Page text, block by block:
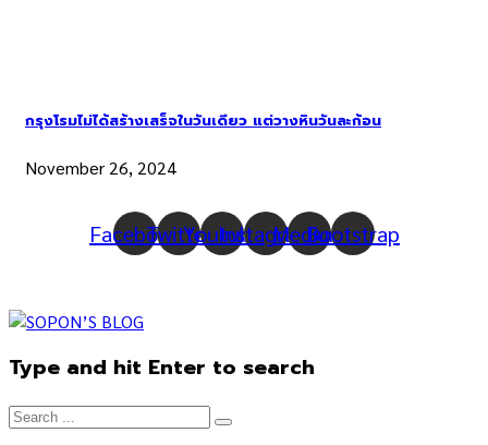
กรุงโรมไม่ได้สร้างเสร็จในวันเดียว แต่วางหินวันละก้อน
November 26, 2024
FacebookTwitterYoutubeInstagram
Medium
Bootstrap
Type and hit Enter to search